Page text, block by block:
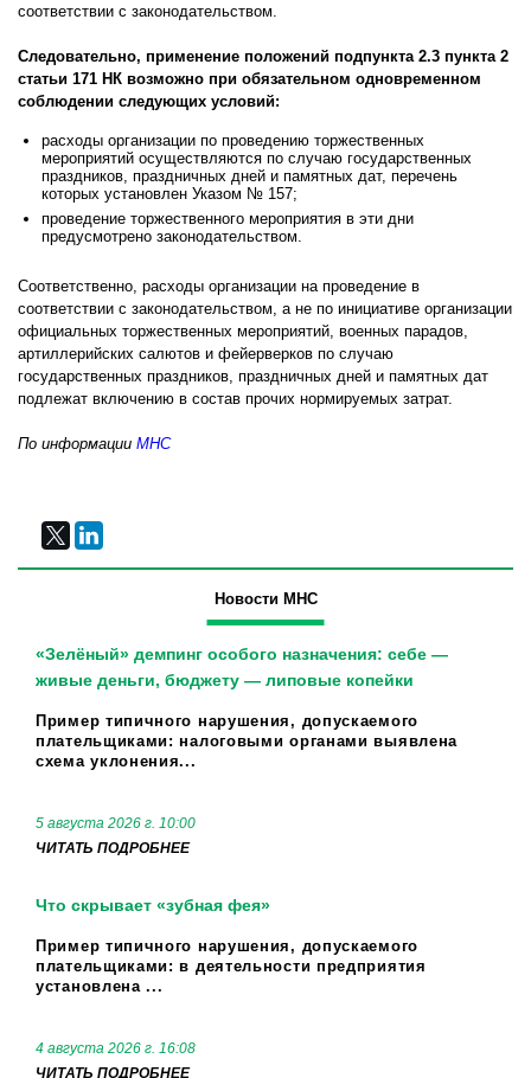
соответствии с законодательством.
Следовательно, применение положений подпункта 2.3 пункта 2
статьи 171 НК возможно при обязательном одновременном
соблюдении следующих условий:
расходы организации по проведению торжественных
мероприятий осуществляются по случаю государственных
праздников, праздничных дней и памятных дат, перечень
которых установлен Указом № 157;
проведение торжественного мероприятия в эти дни
предусмотрено законодательством.
Соответственно, расходы организации на проведение в
соответствии с законодательством, а не по инициативе организации
официальных торжественных мероприятий, военных парадов,
артиллерийских салютов и фейерверков по случаю
государственных праздников, праздничных дней и памятных дат
подлежат включению в состав прочих нормируемых затрат.
По информации МНС
Новости МНС
«Зелёный» демпинг особого назначения: себе —
живые деньги, бюджету — липовые копейки
Пример типичного нарушения, допускаемого
плательщиками: налоговыми органами выявлена
схема уклонения...
5 августа 2026 г. 10:00
ЧИТАТЬ ПОДРОБНЕЕ
Что скрывает «зубная фея»
Пример типичного нарушения, допускаемого
плательщиками: в деятельности предприятия
установлена ...
4 августа 2026 г. 16:08
ЧИТАТЬ ПОДРОБНЕЕ